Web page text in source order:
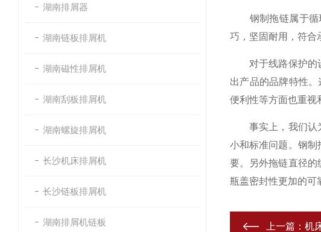
湖南排屑器
湖南链板排屑机
湖南磁性排屑机
湖南刮板排屑机
湖南螺旋排屑机
长沙机床排屑机
长沙链板排屑机
湖南排屑机链板
钢制拖链属于循环
巧，坚固耐用，符合
对于线路保护的设
出产品的品牌特性
便利性等方面也重视
事实上，我们认为
小和标准问题。钢制
要。另外拖链直径的
瓶盖密封性更加的可
上一篇： 机